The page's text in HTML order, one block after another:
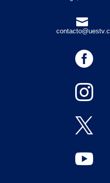

contacto@uestv.cl



